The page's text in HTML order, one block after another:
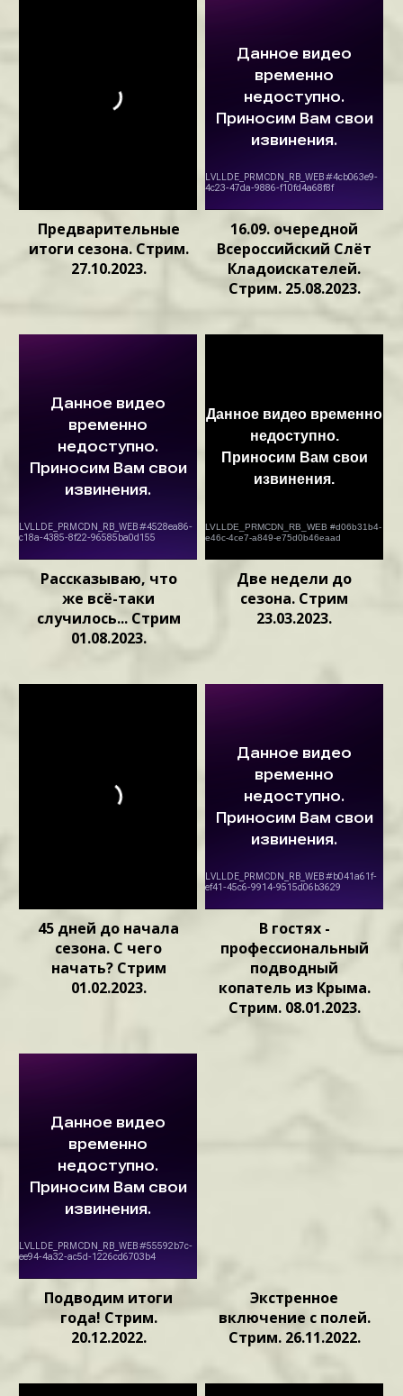
Предварительные
итоги сезона. Стрим.
27.10.2023.
16.09. очередной
Всероссийский Слёт
Кладоискателей.
Стрим. 25.08.2023.
Рассказываю, что
же всё-таки
случилось... Стрим
01.08.2023.
Две недели до
сезона. Стрим
23.03.2023.
45 дней до начала
сезона. С чего
начать? Стрим
01.02.2023.
В гостях -
профессиональный
подводный
копатель из Крыма.
Стрим. 08.01.2023.
Подводим итоги
года! Стрим.
20.12.2022.
Экстренное
включение с полей.
Стрим. 26.11.2022.